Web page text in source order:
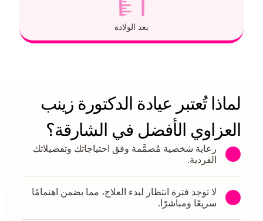
بعد الولادة
لماذا تُعتبر عيادة الدكتورة زينب
العزاوي الأفضل في الشارقة؟
رعاية شخصية مُصمَّمة وفق احتياجاتك وتفضيلاتك
الفردية.
لا توجد فترة انتظار لبدء العلاج، مما يضمن اهتمامًا
سريعًا ومباشرًا.